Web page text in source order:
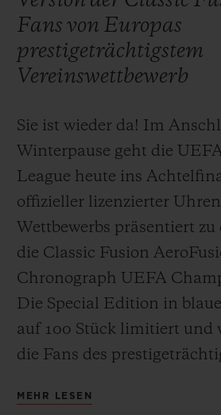
Fans von Europas
prestigeträchtigstem
Vereinswettbewerb
Sie ist wieder da! Im
Winterpause geht die
League heute ins
offizieller lizenzierter
Wettbewerbs präsentiert zu
die Classic Fusion
Chronograph UEFA
Die Special Edition in
auf 100 Stück limitiert und
die Fans des
Vereinsmannschaften
MEHR LESEN